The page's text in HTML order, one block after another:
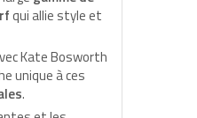
qui allie style et
Kate Bosworth
unique à ces
.